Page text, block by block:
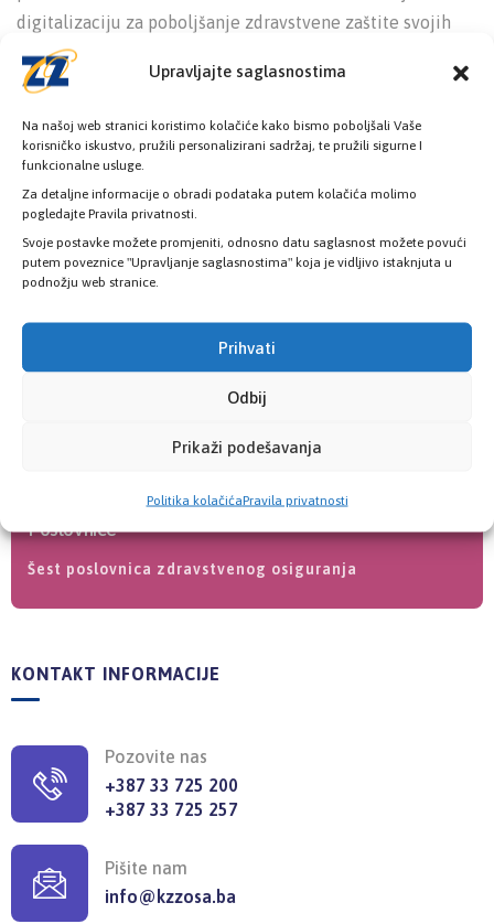
Upravljajte saglasnostima
Na našoj web stranici koristimo kolačiće kako bismo poboljšali Vaše
korisničko iskustvo, pružili personalizirani sadržaj, te pružili sigurne I
funkcionalne usluge.
Za detaljne informacije o obradi podataka putem kolačića molimo
pogledajte Pravila privatnosti.
Svoje postavke možete promjeniti, odnosno datu saglasnost možete povući
putem poveznice "Upravljanje saglasnostima" koja je vidljivo istaknjuta u
podnožju web stranice.
Prihvati
Odbij
Prikaži podešavanja
Politika kolačićaPravila privatnosti
digitalizaciju za poboljšanje zdravstvene zaštite svojih
građana, posebno onih kojima je pomoć najpotrebnija.
Očekujemo da će ova reforma donijeti značajne benefite
sistem Kantona Sarajevo.
Poslovnice
Šest poslovnica zdravstvenog osiguranja
KONTAKT INFORMACIJE
Pozovite nas
+387 33 725 200
+387 33 725 257
Pišite nam
info@kzzosa.ba